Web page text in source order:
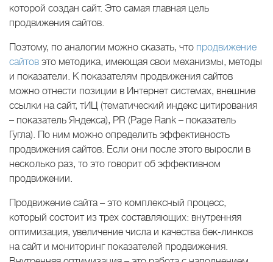
которой создан сайт. Это самая главная цель
продвижения сайтов.
Поэтому, по аналогии можно сказать, что продвижение
сайтов это методика, имеющая свои механизмы, методы
и показатели. К показателям продвижения сайтов
можно отнести позиции в Интернет системах, внешние
ссылки на сайт, тИЦ (тематический индекс цитирования
– показатель Яндекса), PR (Page Rank – показатель
Гугла). По ним можно определить эффективность
продвижения сайтов. Если они после этого выросли в
несколько раз, то это говорит об эффективном
продвижении.
Продвижение сайта – это комплексный процесс,
который состоит из трех составляющих: внутренняя
оптимизация, увеличение числа и качества бек-линков
на сайт и мониторинг показателей продвижения.